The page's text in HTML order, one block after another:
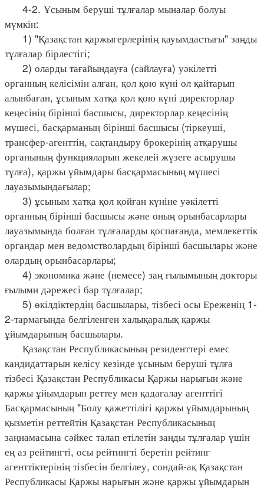
4-2. Ұсыным беруші тұлғалар мыналар болуы
мүмкін:
1) "Қазақстан қаржыгерлерінің қауымдастығы" заңды
тұлғалар бірлестігі;
2) оларды тағайындауға (сайлауға) уәкілетті
органның келісімін алған, қол қою күні ол қайтарып
алынбаған, ұсыным хатқа қол қою күні директорлар
кеңесінің бірінші басшысы, директорлар кеңесінің
мүшесі, басқарманың бірінші басшысы (тіркеуші,
трансфер-агенттің, сақтандыру брокерінің атқарушы
органының функцияларын жекелей жүзеге асырушы
тұлға), қаржы ұйымдары басқармасының мүшесі
лауазымындағылар;
3) ұсыным хатқа қол қойған күніне уәкілетті
органның бірінші басшысы және оның орынбасарлары
лауазымында болған тұлғаларды қоспағанда, мемлекеттік
органдар мен ведомстволардың бірінші басшылары және
олардың орынбасарлары;
4) экономика және (немесе) заң ғылымының докторы
ғылыми дәрежесі бар тұлғалар;
5) өкілдіктердің басшылары, тізбесі осы Ереженің 1-
2-тармағында белгіленген халықаралық қаржы
ұйымдарының басшылары.
Қазақстан Республикасының резиденттері емес
кандидаттарын келісу кезінде ұсыным беруші тұлға
тізбесі Қазақстан Республикасы Қаржы нарығын және
қаржы ұйымдарын реттеу мен қадағалау агенттігі
Басқармасының "Болу қажеттілігі қаржы ұйымдарының
қызметін реттейтін Қазақстан Республикасының
заңнамасына сәйкес талап етілетін заңды тұлғалар үшін
ең аз рейтингті, осы рейтингті беретін рейтинг
агенттіктерінің тізбесін белгілеу, сондай-ақ Қазақстан
Республикасы Қаржы нарығын және қаржы ұйымдарын